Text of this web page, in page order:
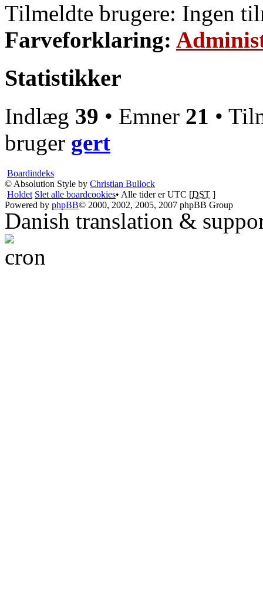
Tilmeldte brugere: Ingen
Farveforklaring:
Statistikker
Indlæg 39 • Emner 21 •
bruger gert
Boardindeks
© Absolution Style by Christian Bullock
Holdet Slet alle boardcookies• Alle tider er UTC [DST ]
Powered by phpBB© 2000, 2002, 2005, 2007 phpBB Group
Danish translation &